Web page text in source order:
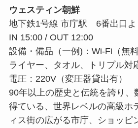
ウェスティン朝鮮
地下鉄1号線 市庁駅 6番出口よ
IN 15:00 / OUT 12:00
設備・備品（一例)：Wi-Fi（無
ライヤー、タオル、トリプル対
電圧：220V（変圧器貸出有）
90年以上の歴史と伝統を誇り、
得ている、世界レベルの高級ホ
ィス街の広がる市庁、ショッピ